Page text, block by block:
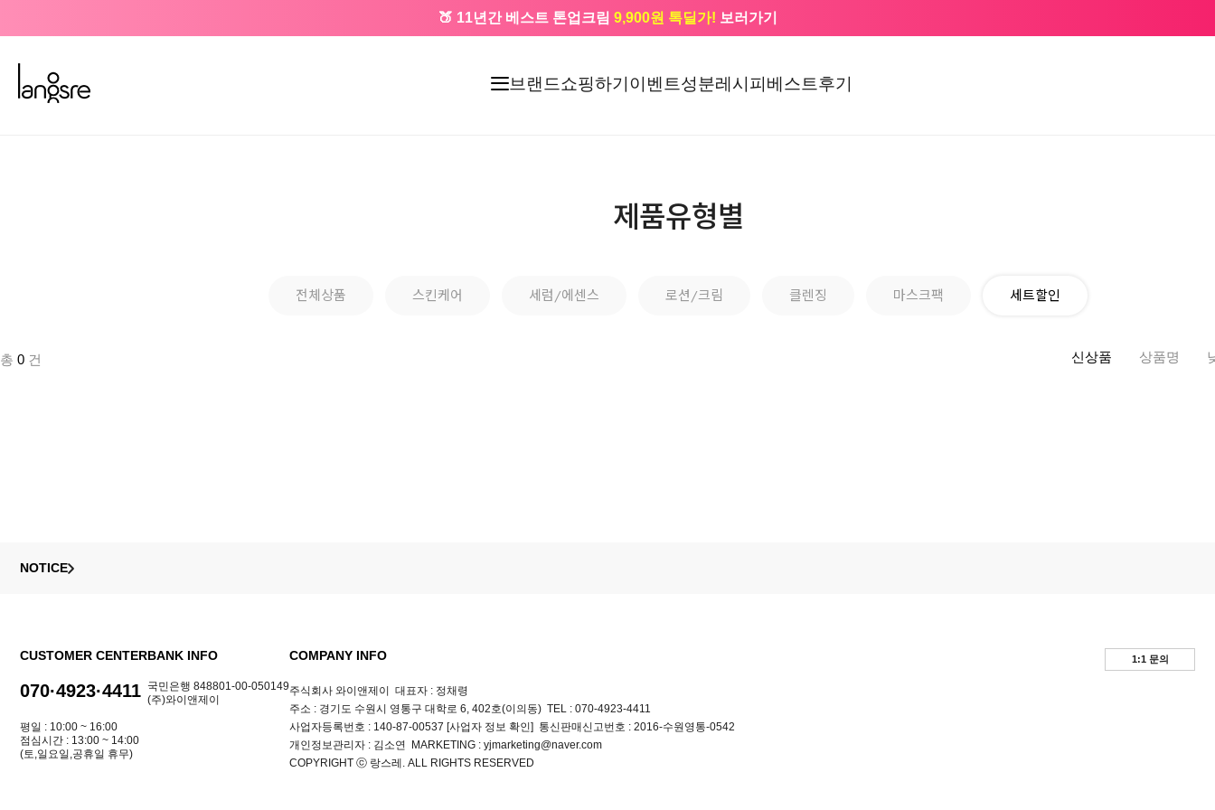
🍑 11년간 베스트 톤업크림 9,900원 톡딜가! 보러가기
브랜드쇼핑하기이벤트성분레시피베스트후기
제품유형별
전체상품 스킨케어 세럼/에센스 로션/크림 클렌징 마스크팩 세트할인
총 0 건 신상품 상품명
NOTICE
CUSTOMER CENTER
070·4923·4411
평일 : 10:00 ~ 16:00
점심시간 : 13:00 ~ 14:00
(토,일요일,공휴일 휴무)
BANK INFO
국민은행 848801-00-050149
(주)와이앤제이
COMPANY INFO
주식회사 와이앤제이
대표자 : 정채령
주소 : 경기도 수원시 영통구 대학로 6, 402호(이의동) TEL : 070-4923-4411
사업자등록번호 : 140-87-00537 [사업자 정보 확인] 통신판매신고번호 : 2016-수원영통-0542
개인정보관리자 : 김소연
MARKETING : yjmarketing@naver.com
COPYRIGHT ⓒ 랑스레. ALL RIGHTS RESERVED
1:1 문의